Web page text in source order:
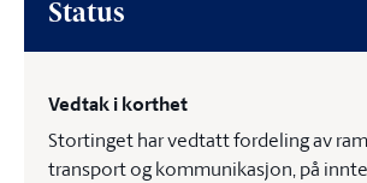
Status
Vedtak i korthet
Stortinget har vedtatt fordeling av
transport og kommunikasjon, på